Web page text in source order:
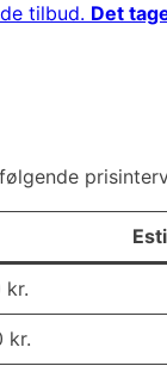
tilbud. Det
kr.
kr.